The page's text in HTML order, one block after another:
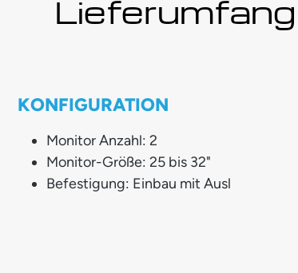
Lieferumfang
KONFIGURATION
Monitor Anzahl: 2
Monitor-Größe: 25 bis 32"
Befestigung: Einbau mit Ausl